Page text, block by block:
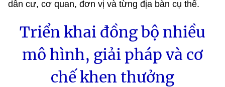
dân cư, cơ quan, đơn vị và từng địa bàn cụ thể.
Triển khai đồng bộ nhiều
mô hình, giải pháp và cơ
chế khen thưởng